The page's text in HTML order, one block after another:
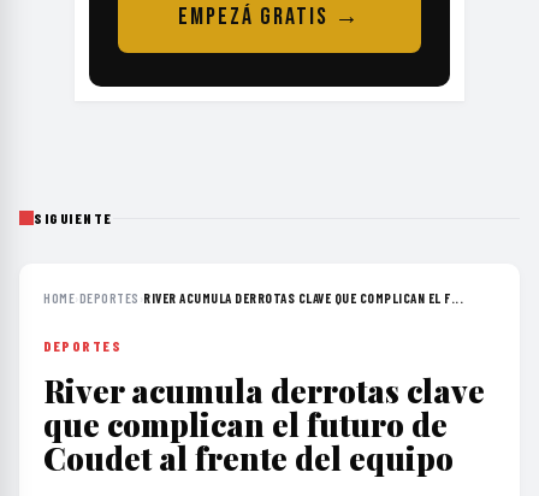
EMPEZÁ GRATIS →
SIGUIENTE
HOME›DEPORTES ›RIVER ACUMULA DERROTAS CLAVE QUE COMPLICAN EL F...
DEPORTES
River acumula derrotas clave
que complican el futuro de
Coudet al frente del equipo